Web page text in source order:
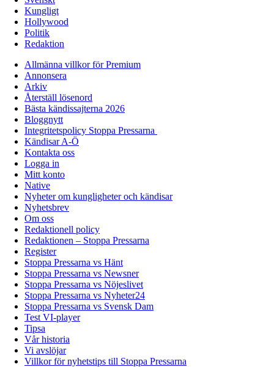
Kungligt
Hollywood
Politik
Redaktion
Allmänna villkor för Premium
Annonsera
Arkiv
Återställ lösenord
Bästa kändissajterna 2026
Bloggnytt
Integritetspolicy Stoppa Pressarna
Kändisar A-Ö
Kontakta oss
Logga in
Mitt konto
Native
Nyheter om kungligheter och kändisar
Nyhetsbrev
Om oss
Redaktionell policy
Redaktionen – Stoppa Pressarna
Register
Stoppa Pressarna vs Hänt
Stoppa Pressarna vs Newsner
Stoppa Pressarna vs Nöjeslivet
Stoppa Pressarna vs Nyheter24
Stoppa Pressarna vs Svensk Dam
Test VI-player
Tipsa
Vår historia
Vi avslöjar
Villkor för nyhetstips till Stoppa Pressarna